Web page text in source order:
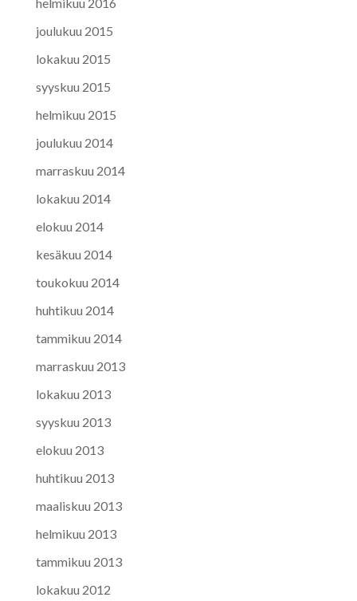
joulukuu 2015
lokakuu 2015
syyskuu 2015
helmikuu 2015
joulukuu 2014
marraskuu 2014
lokakuu 2014
elokuu 2014
kesäkuu 2014
toukokuu 2014
huhtikuu 2014
tammikuu 2014
marraskuu 2013
lokakuu 2013
syyskuu 2013
elokuu 2013
huhtikuu 2013
maaliskuu 2013
helmikuu 2013
tammikuu 2013
lokakuu 2012